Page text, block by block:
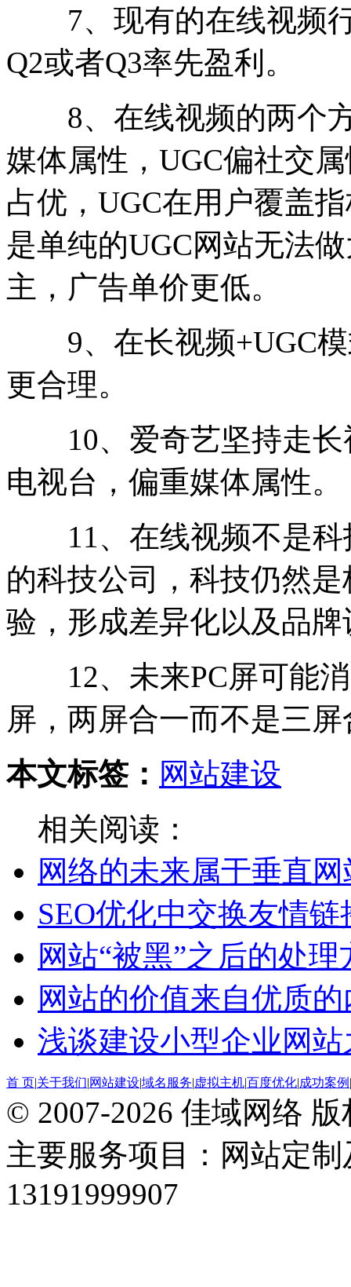
7、现有的在线视频行
Q2或者Q3率先盈利。
8、在线视频的两个方
媒体属性，UGC偏社交
占优，UGC在用户覆盖
是单纯的UGC网站无法
主，广告单价更低。
9、在长视频+UGC模
更合理。
10、爱奇艺坚持走长
电视台，偏重媒体属性。
11、在线视频不是科
的科技公司，科技仍然
验，形成差异化以及品
12、未来PC屏可能消
屏，两屏合一而不是三
本文标签： 网站建设
相关阅读：
网络的未来属于垂直网
SEO优化中交换友情
网站“被黑”之后的处理
网站的价值来自优质
浅谈建设小型企业网
首 页|关于我们|网站建设|域名服务|虚拟主机|百度优化|成功案例 |
© 2007-2026 佳域网络
主要服务项目：网站定
13191999907